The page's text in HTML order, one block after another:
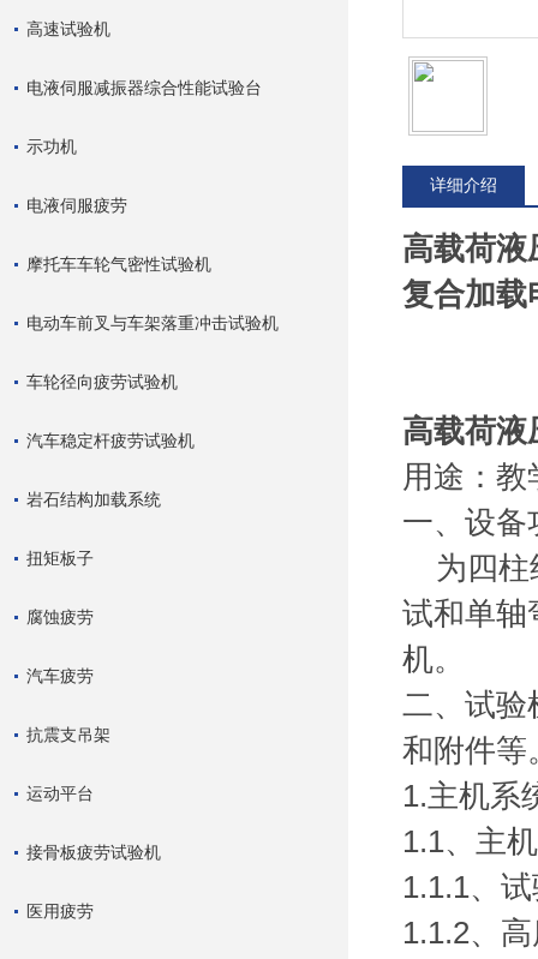
高速试验机
电液伺服减振器综合性能试验台
示功机
电液伺服疲劳
摩托车车轮气密性试验机
电动车前叉与车架落重冲击试验机
车轮径向疲劳试验机
汽车稳定杆疲劳试验机
岩石结构加载系统
扭矩板子
腐蚀疲劳
汽车疲劳
抗震支吊架
运动平台
接骨板疲劳试验机
医用疲劳
详细介绍
高载荷液
复合加载
高载荷液
用途：教
一、设备
为四
试和单轴
机。
二、试
和附件等
1.主机系
1.1、主
1.1.1、
1.1.2、